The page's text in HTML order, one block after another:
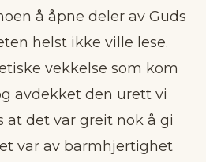
å åpne deler av Guds
helst ikke ville lese.
vekkelse som kom
avdekket den urett vi
at det var greit nok å gi
var av barmhjertighet